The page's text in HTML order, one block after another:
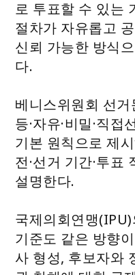
로 투표할 수 있는
절차가 자유롭고
신뢰 가능한 방식
다.
베니스위원회 선거
등·자유·비밀·직
기본 원칙으로 제
전·선거 기간·투표
설명한다.
국제의회연맹
기준도 같은 방향
사 형성, 후보자와